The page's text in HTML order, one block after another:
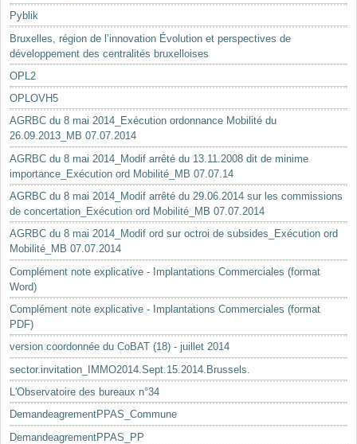
Pyblik
Bruxelles, région de l’innovation Évolution et perspectives de
développement des centralités bruxelloises
OPL2
OPLOVH5
AGRBC du 8 mai 2014_Exécution ordonnance Mobilité du
26.09.2013_MB 07.07.2014
AGRBC du 8 mai 2014_Modif arrêté du 13.11.2008 dit de minime
importance_Exécution ord Mobilité_MB 07.07.14
AGRBC du 8 mai 2014_Modif arrêté du 29.06.2014 sur les commissions
de concertation_Exécution ord Mobilité_MB 07.07.2014
AGRBC du 8 mai 2014_Modif ord sur octroi de subsides_Exécution ord
Mobilité_MB 07.07.2014
Complément note explicative - Implantations Commerciales (format
Word)
Complément note explicative - Implantations Commerciales (format
PDF)
version coordonnée du CoBAT (18) - juillet 2014
sector.invitation_IMMO2014.Sept.15.2014.Brussels.
L'Observatoire des bureaux n°34
DemandeagrementPPAS_Commune
DemandeagrementPPAS_PP